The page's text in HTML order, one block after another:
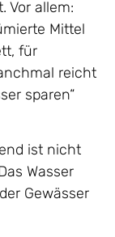
Vor allem:
Mittel
für
reicht
sparen“
ist nicht
Wasser
Gewässer